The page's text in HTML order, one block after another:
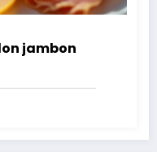
jambon